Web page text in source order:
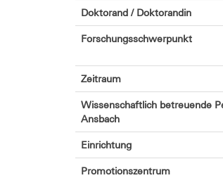
Doktorand / Doktorandin
Forschungsschwerpunkt
Zeitraum
Wissenschaftlich betreuende
Ansbach
Einrichtung
Promotionszentrum